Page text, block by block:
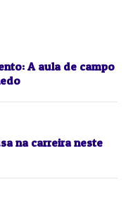
A aula de campo
na carreira neste